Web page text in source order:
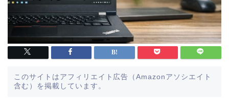
このサイトはアフィリエイト広告（Amazonアソシエイト
含む）を掲載しています。